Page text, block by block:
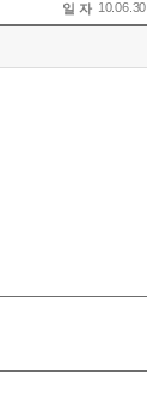
일 자 10.06.30